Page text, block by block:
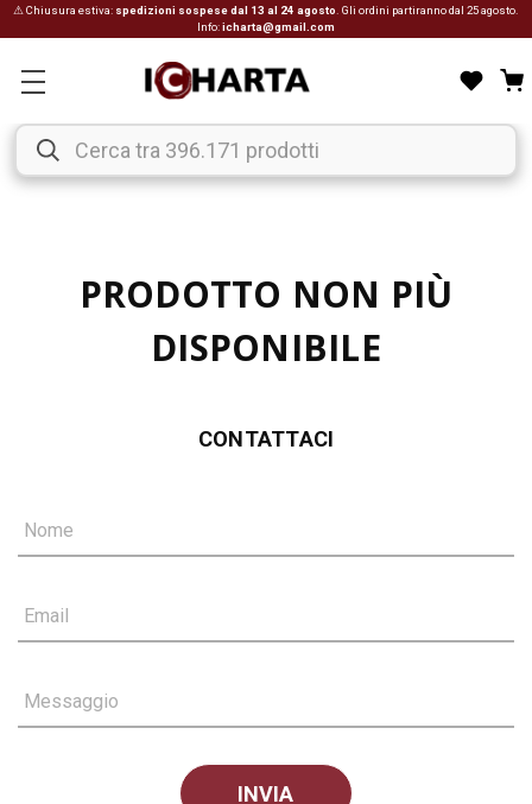
⚠ Chiusura estiva: spedizioni sospese dal 13 al 24 agosto . Gli ordini partiranno dal 25 agosto.
Info:icharta@gmail.com
PRODOTTO NON PIÙ
DISPONIBILE
CONTATTACI
Nome
Email
Messaggio